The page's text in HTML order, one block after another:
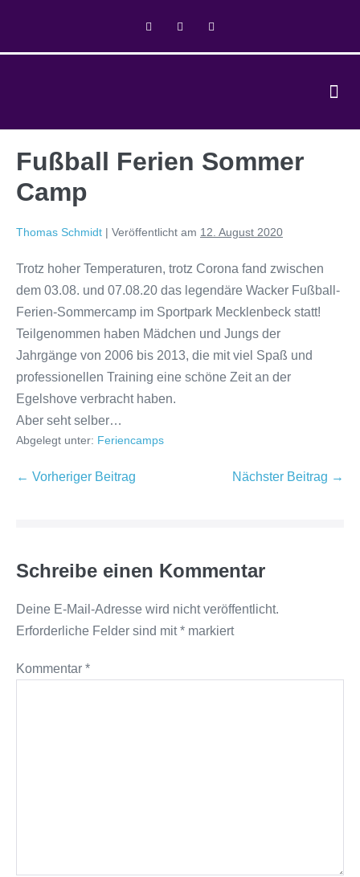
Fußball Ferien Sommer
Camp
Thomas Schmidt | Veröffentlicht am 12. August 2020
Trotz hoher Temperaturen, trotz Corona fand zwischen
dem 03.08. und 07.08.20 das legendäre Wacker Fußball-
Ferien-Sommercamp im Sportpark Mecklenbeck statt!
Teilgenommen haben Mädchen und Jungs der
Jahrgänge von 2006 bis 2013, die mit viel Spaß und
professionellen Training eine schöne Zeit an der
Egelshove verbracht haben.
Aber seht selber…
Abgelegt unter: Feriencamps
← Vorheriger Beitrag Nächster Beitrag →
Schreibe einen Kommentar
Deine E-Mail-Adresse wird nicht veröffentlicht.
Erforderliche Felder sind mit* markiert
Kommentar *